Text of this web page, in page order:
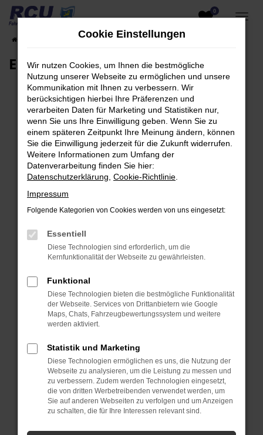
Zum
Hauptinhalt
springen
0
EU-Fahrzeuge am Lager Fahrzeugsuche
EU-Neuwagen für Händler
Fehler: Network Error
Beim Laden ist ein Fehler aufgetreten.
Hier sind ein paar Tipps, die dir helfen können:
Überprüfe deine Firewall und deine
Laden andere Webseiten, zum Beispiel deine
Suchmaschine?
Prüfe deine Browsererweiterungen.
Manche Erweiterungen, wie Werbeblocker,
können das Laden bestimmter Seiten
anderen Browser oder in einem privaten
Fenster?
Starte dein Gerät neu.
Das kann manchmal helfen, vorübergehende
Stelle sicher, dass dein Browser und dein
Betriebssystem auf dem neuesten Stand
sind.
Veraltete Software birgt nicht nur ein
Sicherheitsrisiko, sondern kann auch dazu
Cookie Einstellungen
Wir nutzen Cookies, um Ihnen die bestmögliche
Nutzung unserer Webseite zu ermöglichen und unsere
Kommunikation mit Ihnen zu verbessern. Wir
berücksichtigen hierbei Ihre Präferenzen und
verarbeiten Daten für Marketing und Statistiken nur,
wenn Sie uns Ihre Einwilligung geben. Wenn Sie zu
einem späteren Zeitpunkt Ihre Meinung ändern, können
Sie die Einwilligung jederzeit für die Zukunft widerrufen.
Weitere Informationen zum Umfang der
Datenverarbeitung finden Sie hier:
Datenschutzerklärung Cookie-Richtlinie
Impressum
Folgende Kategorien von Cookies werden von uns eingesetzt:
Essentiell
Diese Technologien sind erforderlich, um die
Kernfunktionalität der Webseite zu gewährleisten.
Funktional
Diese Technologien bieten die bestmögliche Funktionalität
der Webseite. Services von Drittanbietern wie Google
Maps, Chats, Fahrzeugbewertungssystem und weitere
werden aktiviert.
Statistik und Marketing
Diese Technologien ermöglichen es uns, die Nutzung der
Webseite zu analysieren, um die Leistung zu messen und
zu verbessern. Zudem werden Technologien eingesetzt,
die von dritten Werbetreibenden verwendet werden, um
Sie auf anderen Webseiten zu verfolgen und um Anzeigen
zu schalten, die für Ihre Interessen relevant sind.